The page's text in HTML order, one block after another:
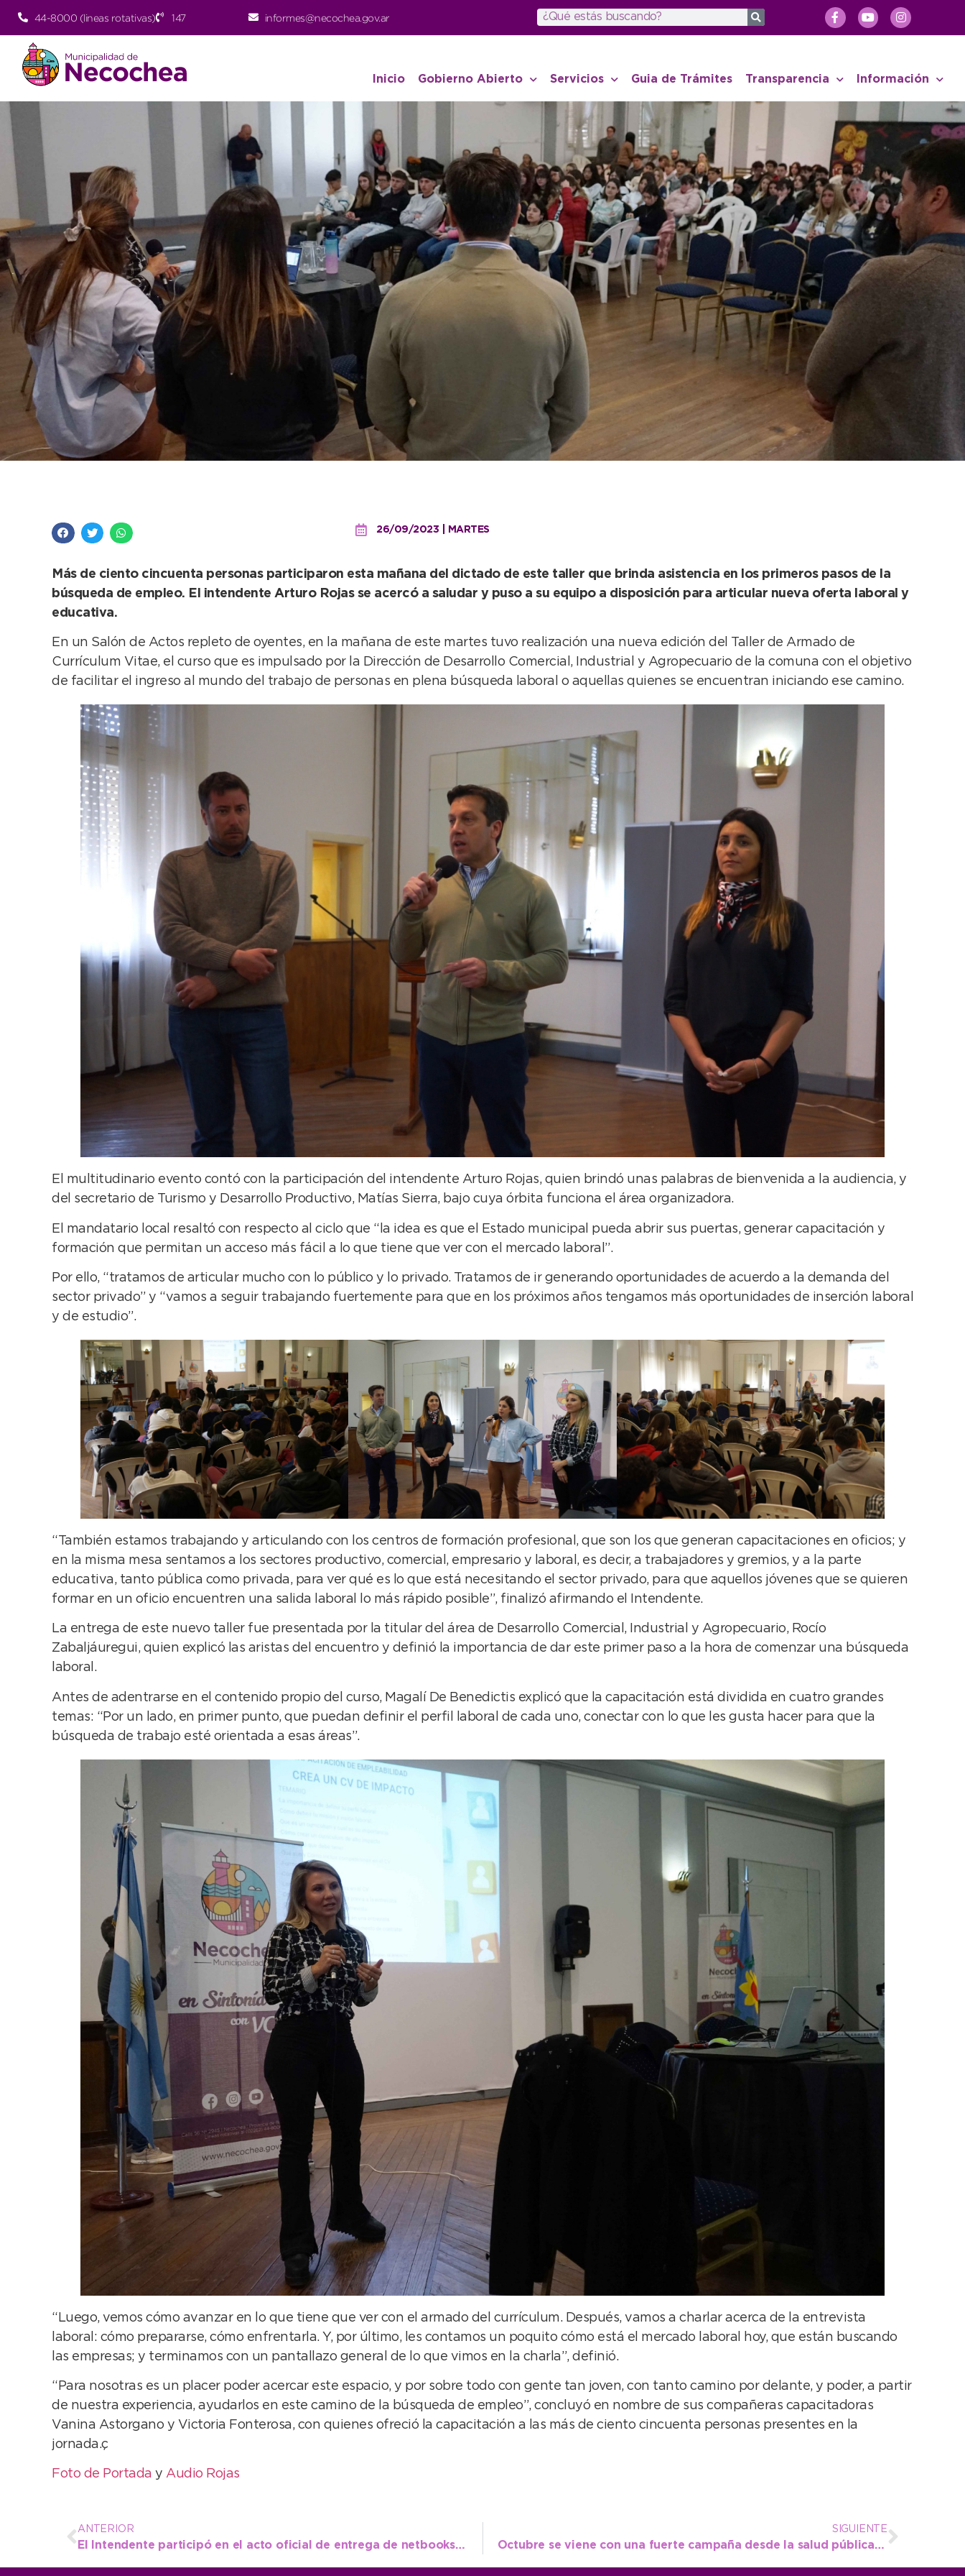
44-8000 (lineas rotativas) 147 informes@necochea.gov.ar
Inicio Gobierno Abierto Servicios Guia de Trámites Transparencia Información
26/09/2023 | MARTES
Más de ciento cincuenta personas participaron esta mañana del dictado de este taller que brinda asistencia en los primeros pasos de la
búsqueda de empleo. El intendente Arturo Rojas se acercó a saludar y puso a su equipo a disposición para articular nueva oferta laboral y
educativa.
En un Salón de Actos repleto de oyentes, en la mañana de este martes tuvo realización una nueva edición del Taller de Armado de
Currículum Vitae, el curso que es impulsado por la Dirección de Desarrollo Comercial, Industrial y Agropecuario de la comuna con el objetivo
de facilitar el ingreso al mundo del trabajo de personas en plena búsqueda laboral o aquellas quienes se encuentran iniciando ese camino.
El multitudinario evento contó con la participación del intendente Arturo Rojas, quien brindó unas palabras de bienvenida a la audiencia, y
del secretario de Turismo y Desarrollo Productivo, Matías Sierra, bajo cuya órbita funciona el área organizadora.
El mandatario local resaltó con respecto al ciclo que “la idea es que el Estado municipal pueda abrir sus puertas, generar capacitación y
formación que permitan un acceso más fácil a lo que tiene que ver con el mercado laboral”.
Por ello, “tratamos de articular mucho con lo público y lo privado. Tratamos de ir generando oportunidades de acuerdo a la demanda del
sector privado” y “vamos a seguir trabajando fuertemente para que en los próximos años tengamos más oportunidades de inserción laboral
y de estudio”.
“También estamos trabajando y articulando con los centros de formación profesional, que son los que generan capacitaciones en oficios; y
en la misma mesa sentamos a los sectores productivo, comercial, empresario y laboral, es decir, a trabajadores y gremios, y a la parte
educativa, tanto pública como privada, para ver qué es lo que está necesitando el sector privado, para que aquellos jóvenes que se quieren
formar en un oficio encuentren una salida laboral lo más rápido posible”, finalizó afirmando el Intendente.
La entrega de este nuevo taller fue presentada por la titular del área de Desarrollo Comercial, Industrial y Agropecuario, Rocío
Zabaljáuregui, quien explicó las aristas del encuentro y definió la importancia de dar este primer paso a la hora de comenzar una búsqueda
laboral.
Antes de adentrarse en el contenido propio del curso, Magalí De Benedictis explicó que la capacitación está dividida en cuatro grandes
temas: “Por un lado, en primer punto, que puedan definir el perfil laboral de cada uno, conectar con lo que les gusta hacer para que la
búsqueda de trabajo esté orientada a esas áreas”.
“Luego, vemos cómo avanzar en lo que tiene que ver con el armado del currículum. Después, vamos a charlar acerca de la entrevista
laboral: cómo prepararse, cómo enfrentarla. Y, por último, les contamos un poquito cómo está el mercado laboral hoy, que están buscando
las empresas; y terminamos con un pantallazo general de lo que vimos en la charla”, definió.
“Para nosotras es un placer poder acercar este espacio, y por sobre todo con gente tan joven, con tanto camino por delante, y poder, a partir
de nuestra experiencia, ayudarlos en este camino de la búsqueda de empleo”, concluyó en nombre de sus compañeras capacitadoras
Vanina Astorgano y Victoria Fonterosa, con quienes ofreció la capacitación a las más de ciento cincuenta personas presentes en la
jornada.ç
Foto de Portada y Audio Rojas
ANTERIOR
El Intendente participó en el acto oficial de entrega de netbooks en Quequén
SIGUIENTE
Octubre se viene con una fuerte campaña desde la salud pública para la detección precoz del cáncer de mama